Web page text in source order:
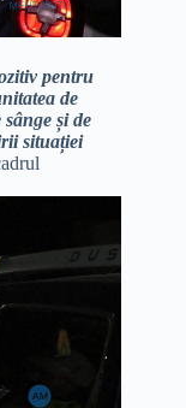
pentru
de
și de
situației